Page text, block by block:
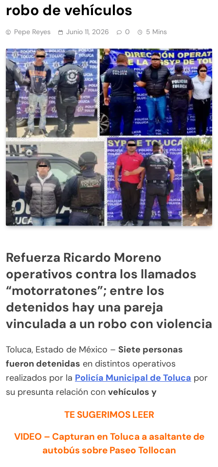
robo de vehículos
Pepe Reyes Junio 11, 2026 0 5 Mins
Refuerza Ricardo Moreno
operativos contra los llamados
“motorratones”; entre los
detenidos hay una pareja
vinculada a un robo con violencia
Toluca, Estado de México – Siete personas
fueron detenidas en distintos operativos
realizados por la Policía Municipal de Toluca por
su presunta relación con vehículos y
TE SUGERIMOS LEER
VIDEO – Capturan en Toluca a asaltante de
autobús sobre Paseo Tollocan